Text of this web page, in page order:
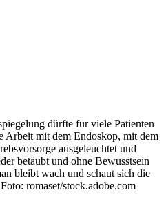
dürfte für viele Patienten
Arbeit mit dem Endoskop, mit dem
ausgeleuchtet und
betäubt und ohne Bewusstsein
bleibt wach und schaut sich die
romaset/stock.adobe.com